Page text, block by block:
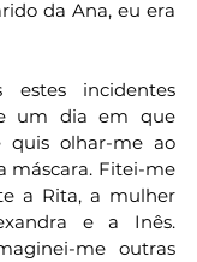
da Ana, eu era
estes incidentes
um dia em que
quis olhar-me ao
máscara. Fitei-me
a Rita, a mulher
e a Inês.
me outras